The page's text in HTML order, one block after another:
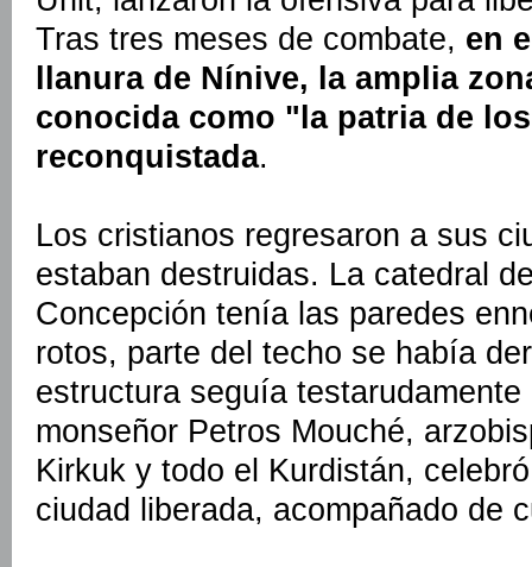
Tras tres meses de combate, en
llanura de Nínive, la amplia
conocida como "la patria de
reconquistada.
Los cristianos regresaron a sus
estaban destruidas. La catedral
Concepción tenía las paredes
rotos, parte del techo se había
estructura seguía
monseñor Petros Mouché,
Kirkuk y todo el Kurdistán,
ciudad liberada, acompañado de